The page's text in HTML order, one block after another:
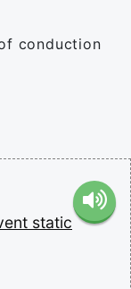
conduction
static